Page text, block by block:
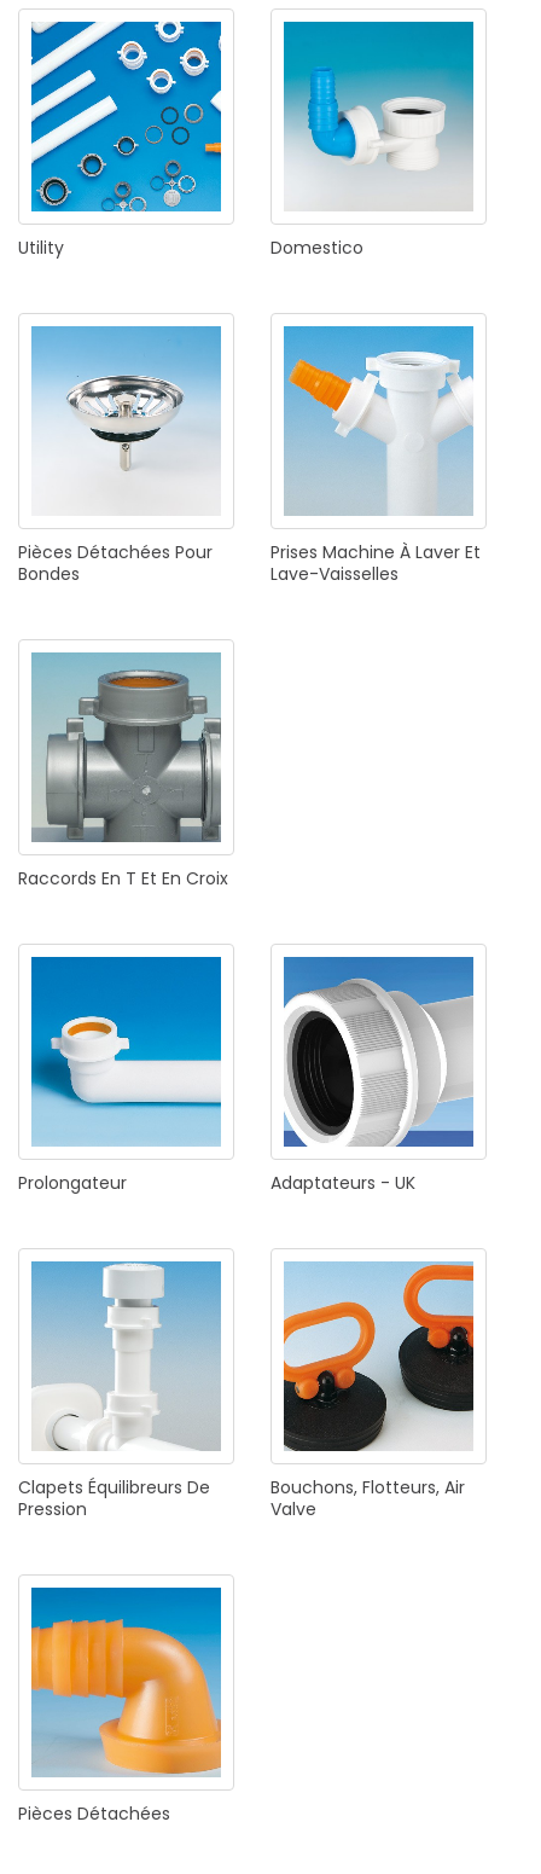
Utility Domestico
Pièces Détachées Pour
Bondes
Prises Machine À Laver Et
Lave-Vaisselles
Raccords En T Et En Croix
Prolongateur Adaptateurs - UK
Clapets Équilibreurs De
Pression
Bouchons, Flotteurs, Air
Valve
Pièces Détachées